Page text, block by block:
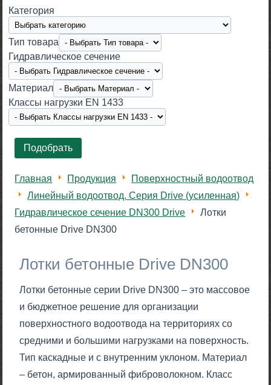
Категория
Тип товара
Гидравлическое сечение
Материал
Класcы нагрузки EN 1433
Главная Продукция
Поверхностный водоотвод
Линейный водоотвод. Серия Drive (усиленная)
Гидравлическое сечение DN300 Drive
Лотки
бетонные Drive DN300
Лотки бетонные Drive DN300
Лотки бетонные серии Drive DN300 – это массовое
и бюджетное решение для организации
поверхностного водоотвода на территориях со
средними и большими нагрузками на поверхность.
Тип каскадные и с внутренним уклоном. Материал
– бетон, армированный фиброволокном. Класс